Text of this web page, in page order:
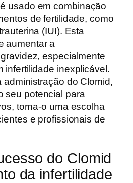
usado em combinação
de fertilidade, como
(IUI). Esta
aumentar a
especialmente
infertilidade inexplicável.
administração do Clomid,
seu potencial para
torna-o uma escolha
e profissionais de
do Clomid
da infertilidade